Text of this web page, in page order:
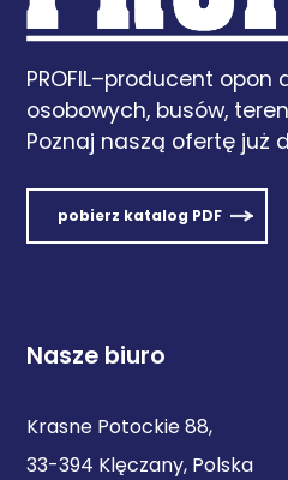
PROFIL–producent
osobowych, busów,
Poznaj naszą ofertę już
pobierz katalog PDF
Nasze biuro
Krasne Potockie 88,
33-394 Klęczany, Polska